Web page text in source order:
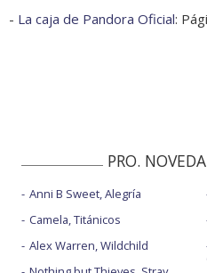
- La caja de Pandora Oficial:
PRO.
Anni B Sweet, Alegría
Camela, Titánicos
Alex Warren, Wildchild